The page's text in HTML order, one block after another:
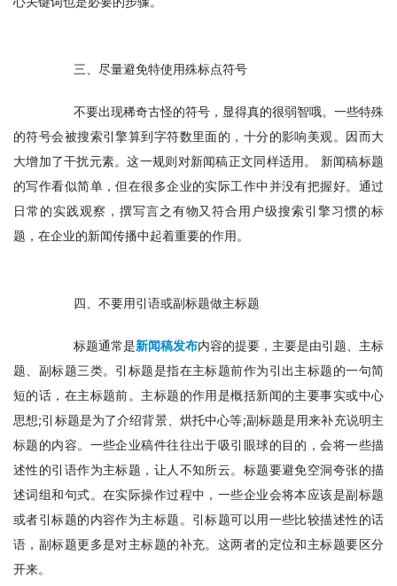
三、尽量避免特使用殊标点符号
不要出现稀奇古怪的符号，显得真的很弱智哦。一些特殊
的符号会被搜索引擎算到字符数里面的，十分的影响美观。因而大
大增加了干扰元素。这一规则对新闻稿正文同样适用。 新闻稿标题
的写作看似简单，但在很多企业的实际工作中并没有把握好。通过
日常的实践观察，撰写言之有物又符合用户级搜索引擎习惯的标
题，在企业的新闻传播中起着重要的作用。
四、不要用引语或副标题做主标题
标题通常是新闻稿发布内容的提要，主要是由引题、主标
题、副标题三类。引标题是指在主标题前作为引出主标题的一句简
短的话，在主标题前。主标题的作用是概括新闻的主要事实或中心
思想;引标题是为了介绍背景、烘托中心等;副标题是用来补充说明主
标题的内容。一些企业稿件往往出于吸引眼球的目的，会将一些描
述性的引语作为主标题，让人不知所云。标题要避免空洞夸张的描
述词组和句式。在实际操作过程中，一些企业会将本应该是副标题
或者引标题的内容作为主标题。引标题可以用一些比较描述性的话
语，副标题更多是对主标题的补充。这两者的定位和主标题要区分
开来。